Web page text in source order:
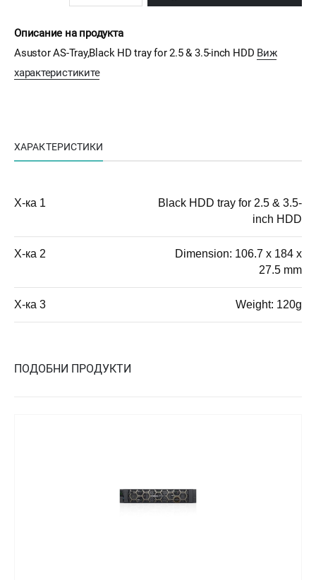
Описание на продукта
Asustor AS-Tray,Black HD tray for 2.5 & 3.5-inch HDD Виж
характеристиките
ХАРАКТЕРИСТИКИ
Х-ка 1
Black HDD tray for 2.5 & 3.5-
inch HDD
Х-ка 2
Dimension: 106.7 x 184 x
27.5 mm
Х-ка 3 Weight: 120g
ПОДОБНИ ПРОДУКТИ